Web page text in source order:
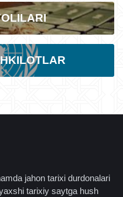
jahon tarixi durdonalari
tarixiy saytga hush